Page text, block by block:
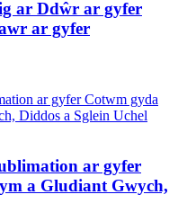
ar Ddŵr ar gyfer
ar gyfer
ar gyfer
a Gludiant Gwych,